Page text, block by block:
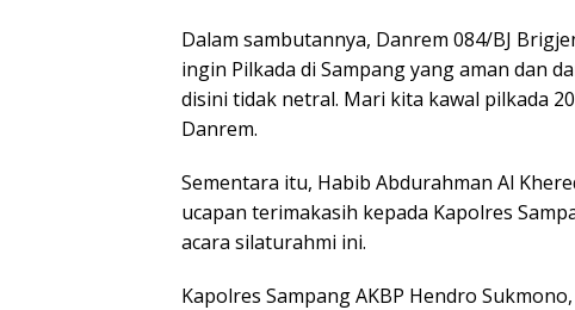
Dalam sambutannya, Danrem 084/BJ
ingin Pilkada di Sampang yang aman dan
disini tidak netral. Mari kita kawal pilkada
Danrem.
Sementara itu, Habib Abdurahman Al
ucapan terimakasih kepada Kapolres
acara silaturahmi ini.
Kapolres Sampang AKBP Hendro